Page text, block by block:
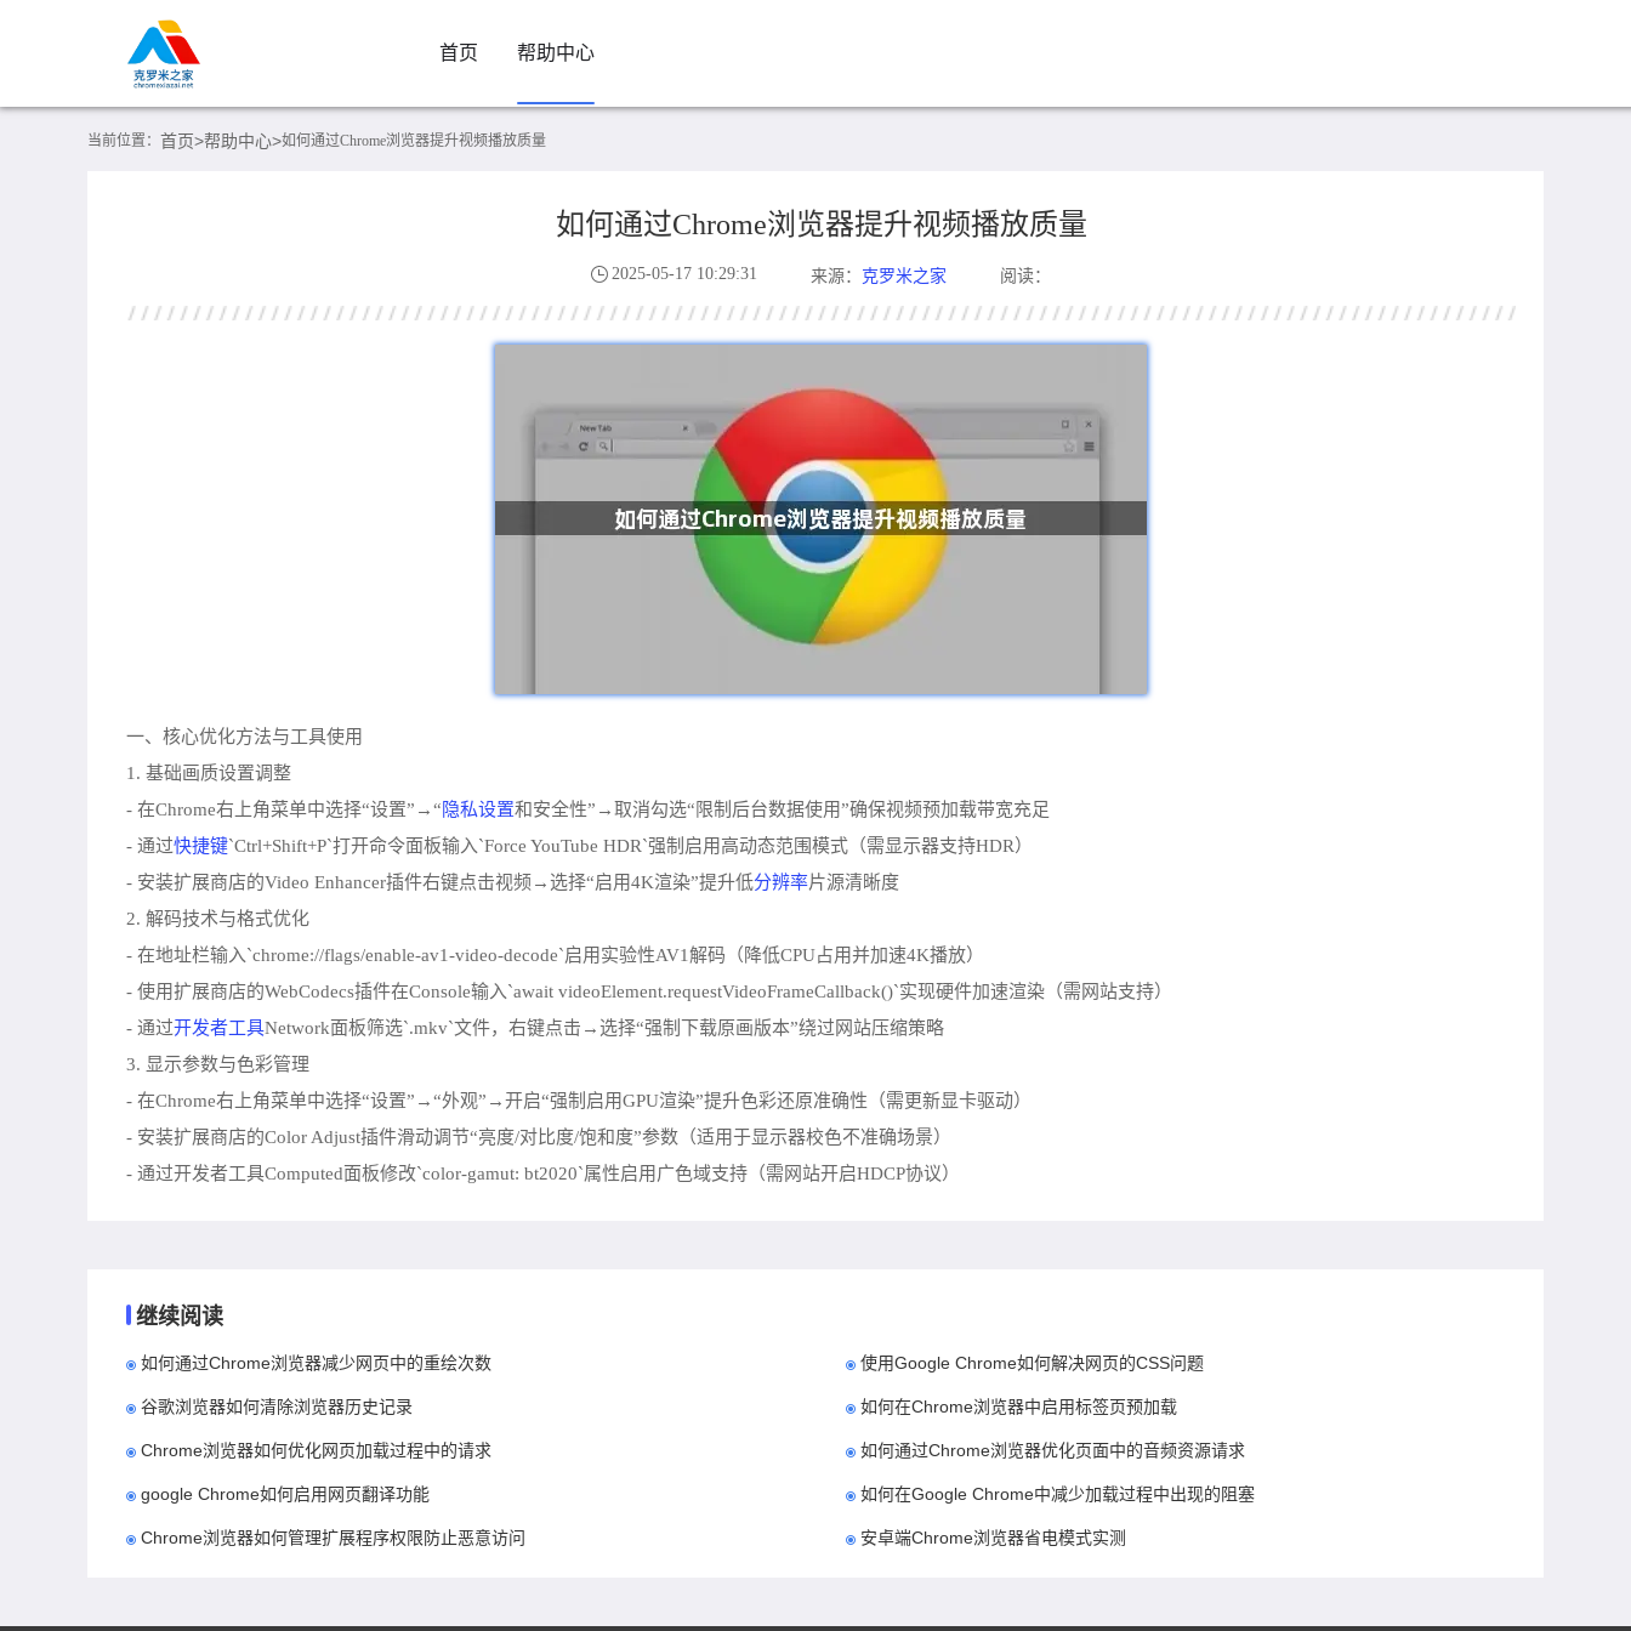
首页 帮助中心
当前位置： 首页>帮助中心>如何通过Chrome浏览器提升视频播放质量
如何通过Chrome浏览器提升视频播放质量
2025-05-17 10:29:31 来源： 克罗米之家 阅读：
一、核心优化方法与工具使用
1. 基础画质设置调整
- 在Chrome右上角菜单中选择“设置”→“隐私设置和安全性”→取消勾选“限制后台数据使用”确保视频预加载带宽充足
- 通过快捷键`Ctrl+Shift+P`打开命令面板输入`Force YouTube HDR`强制启用高动态范围模式（需显示器支持HDR）
- 安装扩展商店的Video Enhancer插件右键点击视频→选择“启用4K渲染”提升低分辨率片源清晰度
2. 解码技术与格式优化
- 在地址栏输入`chrome://flags/enable-av1-video-decode`启用实验性AV1解码（降低CPU占用并加速4K播放）
- 使用扩展商店的WebCodecs插件在Console输入`await videoElement.requestVideoFrameCallback()`实现硬件加速渲染（需网站支持）
- 通过开发者工具Network面板筛选`.mkv`文件，右键点击→选择“强制下载原画版本”绕过网站压缩策略
3. 显示参数与色彩管理
- 在Chrome右上角菜单中选择“设置”→“外观”→开启“强制启用GPU渲染”提升色彩还原准确性（需更新显卡驱动）
- 安装扩展商店的Color Adjust插件滑动调节“亮度/对比度/饱和度”参数（适用于显示器校色不准确场景）
- 通过开发者工具Computed面板修改`color-gamut: bt2020`属性启用广色域支持（需网站开启HDCP协议）
继续阅读
如何通过Chrome浏览器减少网页中的重绘次数 使用Google Chrome如何解决网页的CSS问题
谷歌浏览器如何清除浏览器历史记录 如何在Chrome浏览器中启用标签页预加载
Chrome浏览器如何优化网页加载过程中的请求 如何通过Chrome浏览器优化页面中的音频资源请求
google Chrome如何启用网页翻译功能 如何在Google Chrome中减少加载过程中出现的阻塞
Chrome浏览器如何管理扩展程序权限防止恶意访问 安卓端Chrome浏览器省电模式实测